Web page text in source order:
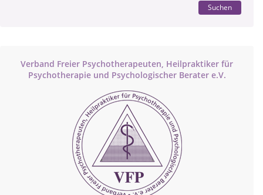
Suchen
Verband Freier Psychotherapeuten, Heilpraktiker für
Psychotherapie und Psychologischer Berater e.V.